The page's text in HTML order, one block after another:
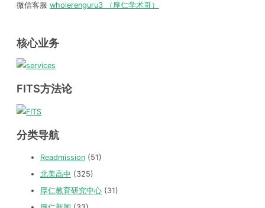
微信客服 wholerenguru3 （厚仁学术哥）
核心业务
FITS方法论
分类导航
Readmission (51)
北美高中 (325)
厚仁教育研究中心 (31)